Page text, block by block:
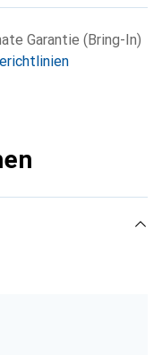
Garantie (Bring-In)